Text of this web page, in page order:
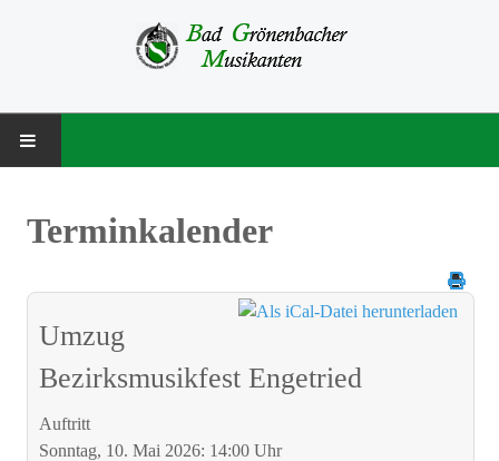
MUSIKVEREIN
Besetzung
Vorstandschaft
Terminkalender
Umzug
Bezirksmusikfest Engetried
Auftritt
Sonntag, 10. Mai 2026: 14:00 Uhr